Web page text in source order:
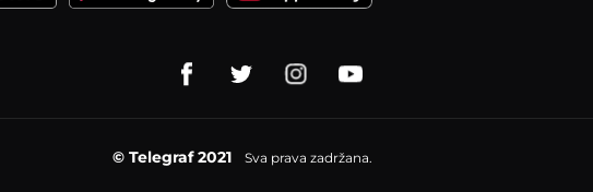
© Telegraf 2021 Sva prava zadržana.